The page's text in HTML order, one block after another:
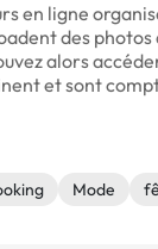
en ligne
des
alors
et sont
Mode